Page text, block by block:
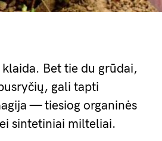
Bet tie du grūdai,
gali tapti
— tiesiog organinės
sintetiniai milteliai.